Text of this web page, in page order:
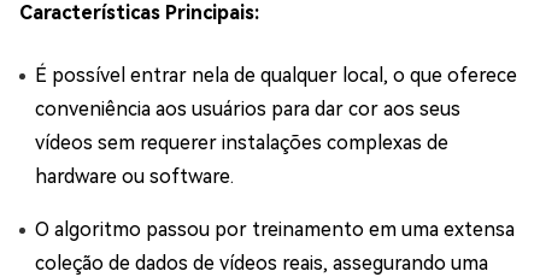
Características Principais:
É possível entrar nela de qualquer local, o que oferece
conveniência aos usuários para dar cor aos seus
vídeos sem requerer instalações complexas de
hardware ou software.
O algoritmo passou por treinamento em uma extensa
coleção de dados de vídeos reais, assegurando uma